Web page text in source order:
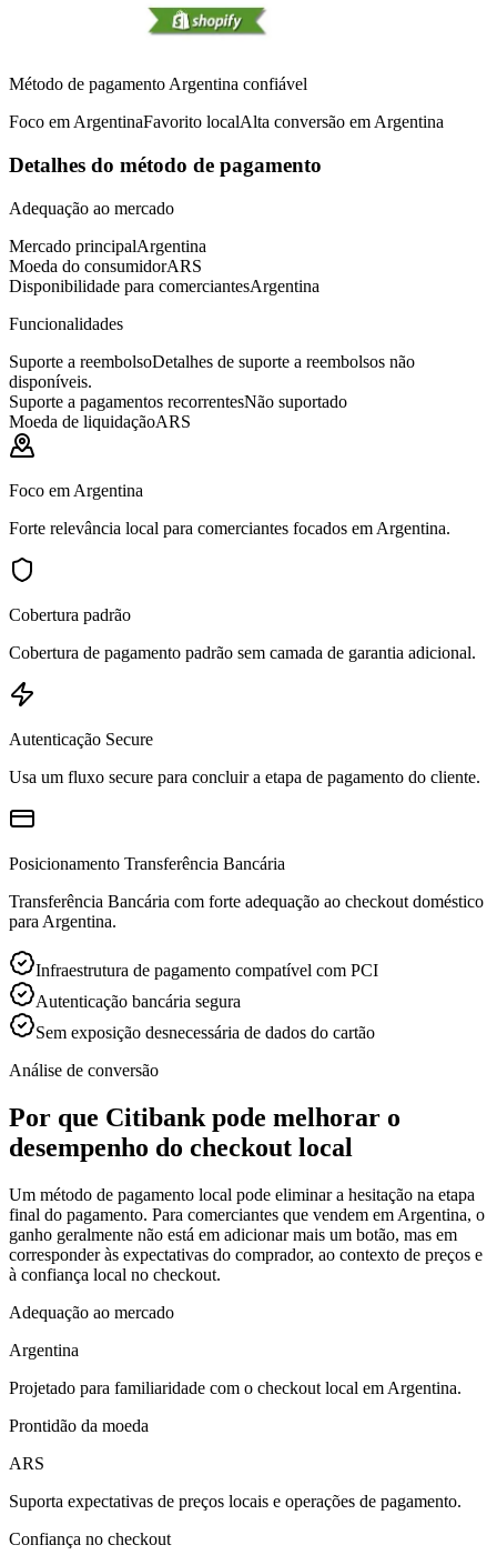
Método de pagamento Argentina confiável
Foco em ArgentinaFavorito localAlta conversão em Argentina
Detalhes do método de pagamento
Adequação ao mercado
Mercado principalArgentina
Moeda do consumidorARS
Disponibilidade para comerciantesArgentina
Funcionalidades
Suporte a reembolsoDetalhes de suporte a reembolsos não
disponíveis.
Suporte a pagamentos recorrentesNão suportado
Moeda de liquidaçãoARS
Foco em Argentina
Forte relevância local para comerciantes focados em Argentina.
Cobertura padrão
Cobertura de pagamento padrão sem camada de garantia adicional.
Autenticação Secure
Usa um fluxo secure para concluir a etapa de pagamento do cliente.
Posicionamento Transferência Bancária
Transferência Bancária com forte adequação ao checkout doméstico
para Argentina.
Infraestrutura de pagamento compatível com PCI
Autenticação bancária segura
Sem exposição desnecessária de dados do cartão
Análise de conversão
Por que Citibank pode melhorar o
desempenho do checkout local
Um método de pagamento local pode eliminar a hesitação na etapa
final do pagamento. Para comerciantes que vendem em Argentina, o
ganho geralmente não está em adicionar mais um botão, mas em
corresponder às expectativas do comprador, ao contexto de preços e
à confiança local no checkout.
Adequação ao mercado
Argentina
Projetado para familiaridade com o checkout local em Argentina.
Prontidão da moeda
ARS
Suporta expectativas de preços locais e operações de pagamento.
Confiança no checkout